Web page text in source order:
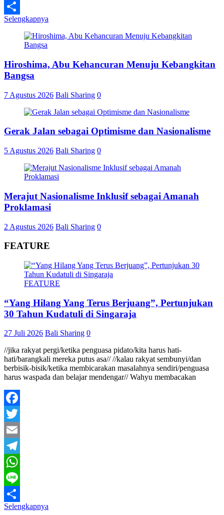
Line
Share
Selengkapnya
Hiroshima, Abu Kehancuran Menuju Kebangkitan
Bangsa
7 Agustus 2026 Bali Sharing 0
Gerak Jalan sebagai Optimisme dan Nasionalisme
5 Agustus 2026 Bali Sharing 0
Merajut Nasionalisme Inklusif sebagai Amanah
Proklamasi
2 Agustus 2026 Bali Sharing 0
FEATURE
FEATURE
“Yang Hilang Yang Terus Berjuang”, Pertunjukan
30 Tahun Kudatuli di Singaraja
27 Juli 2026 Bali Sharing 0
//jika rakyat pergi/ketika penguasa pidato/kita harus hati-
hati/barangkali mereka putus asa// //kalau rakyat sembunyi/dan
berbisik-bisik/ketika membicarakan masalahnya sendiri/penguasa
harus waspada dan belajar mendengar// Wahyu membacakan
Facebook
Twitter
Email
Telegram
WhatsApp
Line
Share
Selengkapnya